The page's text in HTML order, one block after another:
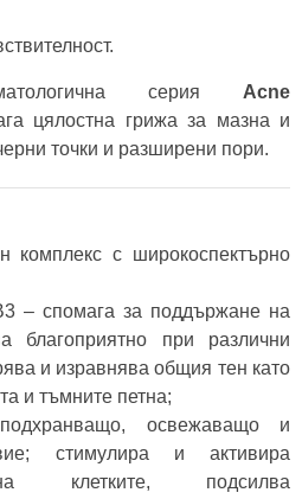
серия Acne
цялостна грижа за мазна и
точки и разширени пори.
комплекс с широкоспектърно
– спомага за поддържане на
благоприятно при различни
и изравнява общия тен като
и тъмните петна;
освежаващо и
стимулира и активира
клетките, подсилва